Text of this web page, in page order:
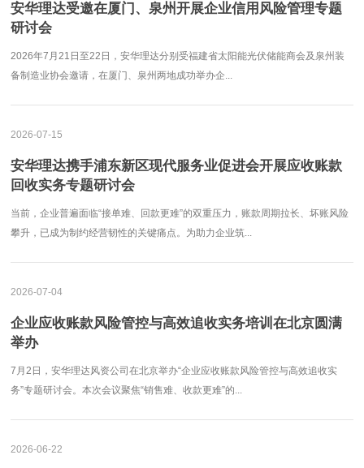
安华理达受邀在厦门、泉州开展企业信用风险管理专题
研讨会
2026年7月21日至22日，安华理达分别受福建省太阳能光伏储能商会及泉州装
备制造业协会邀请，在厦门、泉州两地成功举办企...
2026-07-15
安华理达携手浦东新区现代服务业促进会开展应收账款
回收实务专题研讨会
当前，企业普遍面临“接单难、回款更难”的双重压力，账款周期拉长、坏账风险
攀升，已成为制约经营韧性的关键痛点。为助力企业筑...
2026-07-04
企业应收账款风险管控与高效追收实务培训在北京圆满
举办
7月2日，安华理达风资公司在北京举办“企业应收账款风险管控与高效追收实
务”专题研讨会。本次会议聚焦“销售难、收款更难”的...
2026-06-22